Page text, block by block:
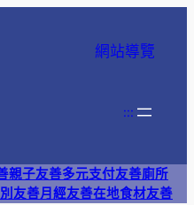
網站導覽
:::
親子友善多元支付友善廁所
友善月經友善在地食材友善